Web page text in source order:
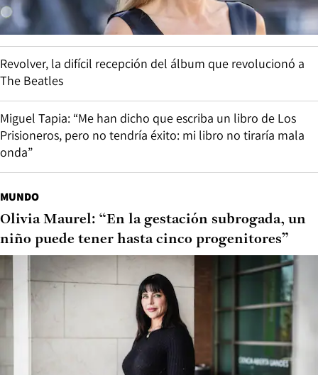
Revolver, la difícil recepción del álbum que revolucionó a
The Beatles
Miguel Tapia: “Me han dicho que escriba un libro de Los
Prisioneros, pero no tendría éxito: mi libro no tiraría mala
onda”
MUNDO
Olivia Maurel: “En la gestación subrogada, un
niño puede tener hasta cinco progenitores”